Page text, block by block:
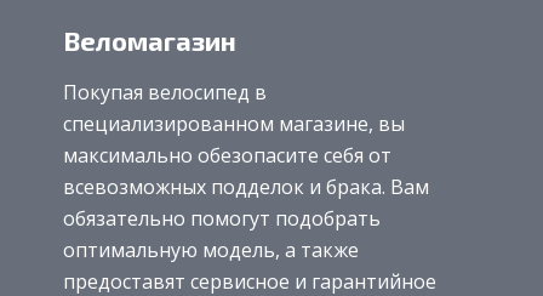
Веломагазин
Покупая велосипед в
специализированном магазине, вы
максимально обезопасите себя от
всевозможных подделок и брака. Вам
обязательно помогут подобрать
оптимальную модель, а также
предоставят сервисное и гарантийное